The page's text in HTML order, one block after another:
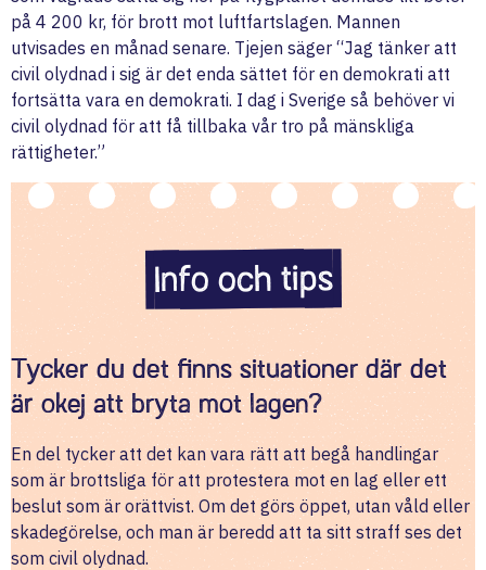
på 4 200 kr, för brott mot luftfartslagen. Mannen
utvisades en månad senare. Tjejen säger “Jag tänker att
civil olydnad i sig är det enda sättet för en demokrati att
fortsätta vara en demokrati. I dag i Sverige så behöver vi
civil olydnad för att få tillbaka vår tro på mänskliga
rättigheter.”
Info och tips
Tycker du det finns situationer där det
är okej att bryta mot lagen?
En del tycker att det kan vara rätt att begå handlingar
som är brottsliga för att protestera mot en lag eller ett
beslut som är orättvist. Om det görs öppet, utan våld eller
skadegörelse, och man är beredd att ta sitt straff ses det
som civil olydnad.